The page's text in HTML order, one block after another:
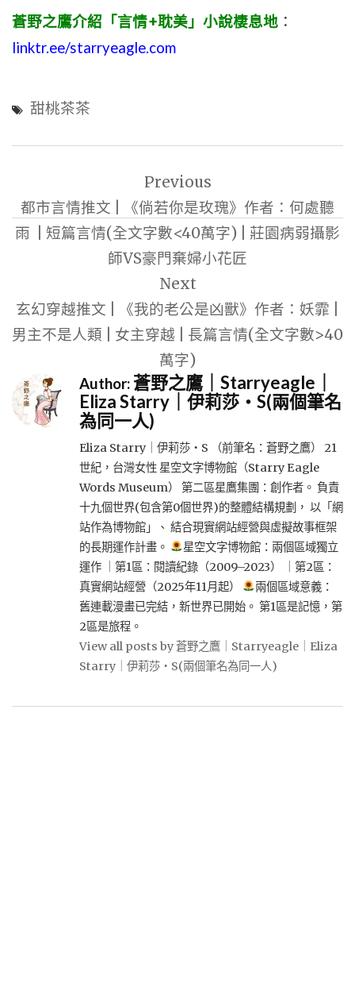
蒼野之鷹介紹「言情+耽美」小說棲息地 ：
linktr.ee/starryeagle.com
甜桃茶茶
導
覽
Previous
都市言情推文 | 《倘若你是玫瑰》作者：何處聽
雨 | 短篇言情(全文字數<40萬字) | 莊園病弱攝影
師VS豪門棄婦小花匠
Next
玄幻穿越推文 | 《我的老公是凶獸》作者：妖霏 |
男主不是人類 | 女主穿越 | 長篇言情(全文字數>40
萬字)
Author:蒼野之鷹｜Starryeagle｜
Eliza Starry｜伊莉莎・S(兩個筆名
為同一人)
Eliza Starry｜伊莉莎・S （前筆名：蒼野之鷹） 21
世紀，台灣女性 星空文字博物館（Starry Eagle
Words Museum） 第二區星鷹集團：創作者。 負責
十九個世界(包含第0個世界)的整體結構規劃， 以「網
站作為博物館」、 結合現實網站經營與虛擬故事框架
的長期運作計畫。
星空文字博物館：兩個區域獨立
運作 ｜第1區：閱讀紀錄（2009–2023） ｜第2區：
真實網站經營（2025年11月起）
兩個區域意義：
舊連載漫畫已完結，新世界已開始。 第1區是記憶，第
2區是旅程。
View all posts by 蒼野之鷹｜Starryeagle｜Eliza
Starry｜伊莉莎・S(兩個筆名為同一人)